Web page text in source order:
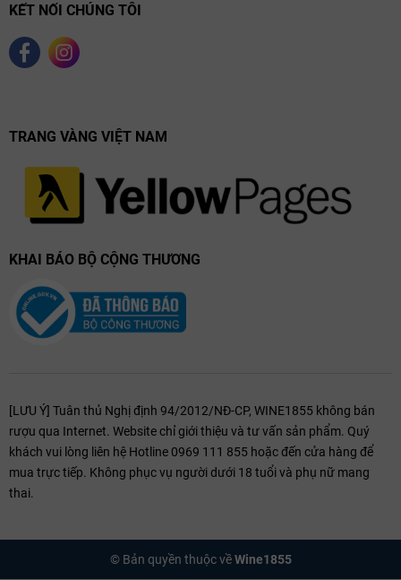
KẾT NỐI CHÚNG TÔI
TRANG VÀNG VIỆT NAM
KHAI BÁO BỘ CỘNG THƯƠNG
[LƯU Ý] Tuân thủ Nghị định 94/2012/NĐ-CP, WINE1855 không bán
rượu qua Internet. Website chỉ giới thiệu và tư vấn sản phẩm. Quý
khách vui lòng liên hệ Hotline 0969 111 855 hoặc đến cửa hàng để
mua trực tiếp. Không phục vụ người dưới 18 tuổi và phụ nữ mang
thai.
© Bản quyền thuộc vềWine1855